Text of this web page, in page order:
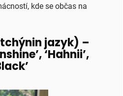
kde se občas na
jazyk) –
‘Hahnii’,